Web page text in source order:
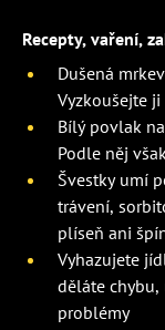
Recepty, vaření,
Dušená
Vyzkoušejte
Bílý povlak
Podle něj
Švestky umí
trávení,
plíseň ani
Vyhazujete
děláte chybu,
problémy